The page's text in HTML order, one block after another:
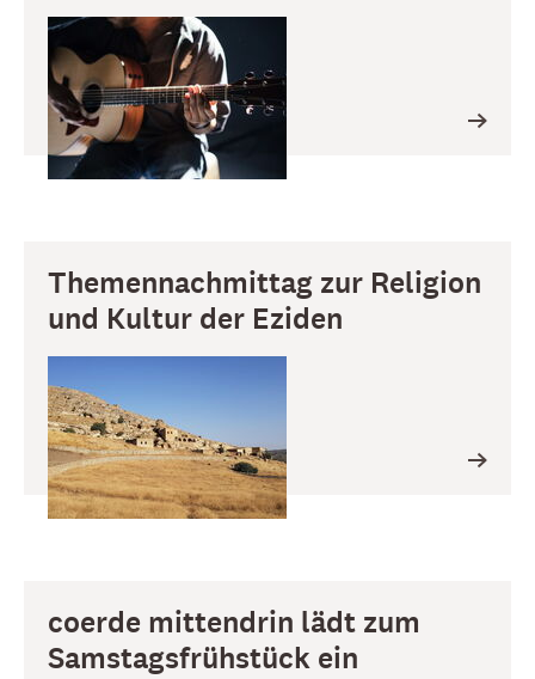
Themennachmittag zur Religion
und Kultur der Eziden
coerde mittendrin lädt zum
Samstagsfrühstück ein